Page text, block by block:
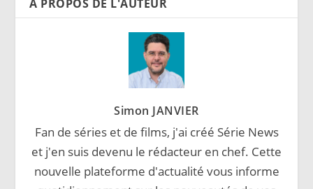
A PROPOS DE L'AUTEUR
Simon JANVIER
Fan de séries et de films, j'ai créé Série News
et j'en suis devenu le rédacteur en chef. Cette
nouvelle plateforme d'actualité vous informe